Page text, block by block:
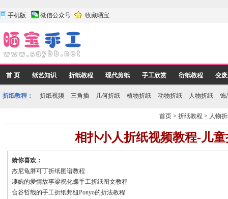
手机版 微信公众号 收藏晒宝
首 页 纸艺知识 折纸教程 现代剪纸 手工欣赏 衍纸教程 变
折纸教程： 折纸视频 三角插 几何折纸 植物折纸 动物折纸 人物折纸 饰
首页 >折纸教程 > 人物
相扑小人折纸视频教程-儿
猜你喜欢：
杰尼龟胖可丁折纸图谱教程
凄婉的爱情故事梁祝化蝶手工折纸图文教程
合谷哲哉的手工折纸邦纽Ponyo的折法教程